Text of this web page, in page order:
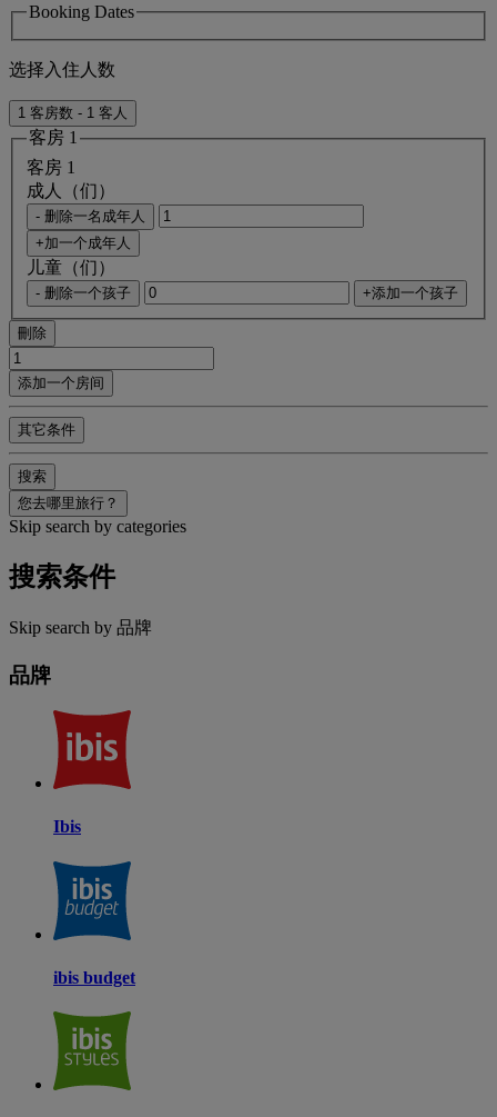
Booking Dates
选择入住人数
1 客房数 - 1 客人
客房 1
客房 1
成人（们）
- 删除一名成年人
+加一个成年人
儿童（们）
- 删除一个孩子 +添加一个孩子
刪除
添加一个房间
其它条件
搜索
您去哪里旅行？
Skip search by categories
搜索条件
Skip search by 品牌
品牌
Ibis
ibis budget